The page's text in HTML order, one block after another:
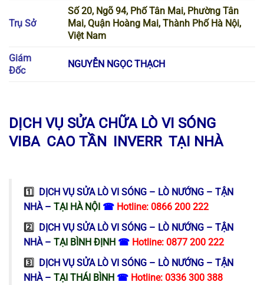
Trụ Sở
Số 20, Ngõ 94, Phố Tân Mai, Phường Tân
Mai, Quận Hoàng Mai, Thành Phố Hà Nội,
Việt Nam
Giám
Đốc
NGUYỄN NGỌC THẠCH
DỊCH VỤ SỬA CHỮA LÒ VI SÓNG
VIBA, CAO TẦN INVERR, TẠI NHÀ
1️⃣ DỊCH VỤ SỬA LÒ VI SÓNG – LÒ NƯỚNG – TẬN
NHÀ – TẠI HÀ NỘI ☎ Hotline: 0866 200 222
2️⃣ DỊCH VỤ SỬA LÒ VI SÓNG – LÒ NƯỚNG – TẬN
NHÀ– TẠI BÌNH ĐỊNH ☎ Hotline: 0877 200 222
3️⃣ DỊCH VỤ SỬA LÒ VI SÓNG – LÒ NƯỚNG – TẬN
NHÀ– TẠI THÁI BÌNH ☎ Hotline: 0336 300 388